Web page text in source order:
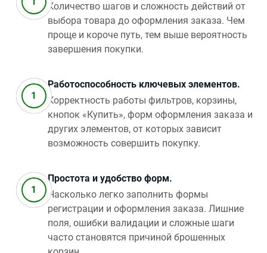
Количество шагов и сложность действий от
выбора товара до оформления заказа. Чем
проще и короче путь, тем выше вероятность
завершения покупки.
Работоспособность ключевых элементов.
Корректность работы фильтров, корзины,
кнопок «Купить», форм оформления заказа и
других элементов, от которых зависит
возможность совершить покупку.
Простота и удобство форм.
Насколько легко заполнить формы
регистрации и оформления заказа. Лишние
поля, ошибки валидации и сложные шаги
часто становятся причиной брошенных